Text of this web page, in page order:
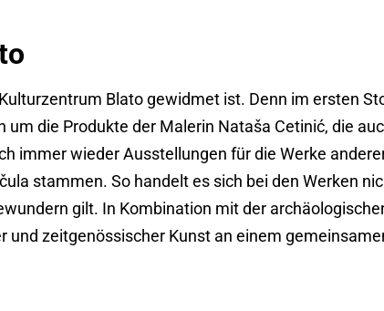
Blato gewidmet ist. Denn im ersten
die Produkte der Malerin Nataša Cetinić, die
immer wieder Ausstellungen für die Werke
stammen. So handelt es sich bei den Werken
gilt. In Kombination mit der
zeitgenössischer Kunst an einem